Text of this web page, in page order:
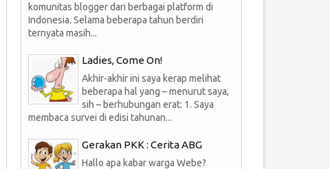
komunitas blogger dari berbagai platform di
Indonesia. Selama beberapa tahun berdiri
ternyata masih...
Ladies, Come On!
Akhir-akhir ini saya kerap melihat
beberapa hal yang – menurut saya,
sih – berhubungan erat: 1. Saya
membaca survei di edisi tahunan...
Gerakan PKK : Cerita ABG
Hallo apa kabar warga Webe?